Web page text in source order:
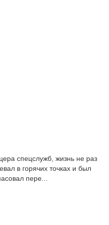
спецслужб, жизнь не раз
в горячих точках и был
пере...